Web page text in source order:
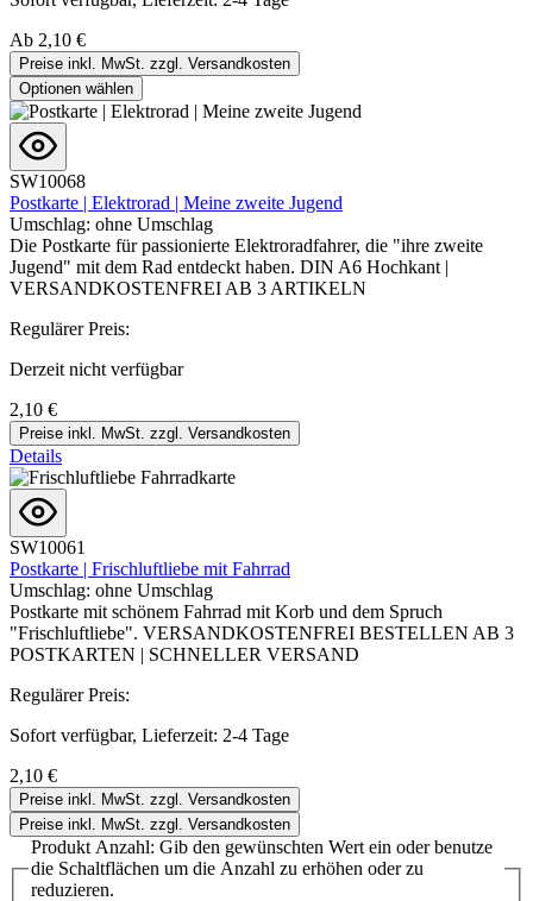
Ab 2,10 €
Preise inkl. MwSt. zzgl. Versandkosten
Optionen wählen
SW10068
Postkarte | Elektrorad | Meine zweite Jugend
Umschlag: ohne Umschlag
Die Postkarte für passionierte Elektroradfahrer, die "ihre zweite
Jugend" mit dem Rad entdeckt haben. DIN A6 Hochkant |
VERSANDKOSTENFREI AB 3 ARTIKELN
Regulärer Preis:
Derzeit nicht verfügbar
2,10 €
Preise inkl. MwSt. zzgl. Versandkosten
Details
SW10061
Postkarte | Frischluftliebe mit Fahrrad
Umschlag: ohne Umschlag
Postkarte mit schönem Fahrrad mit Korb und dem Spruch
"Frischluftliebe". VERSANDKOSTENFREI BESTELLEN AB 3
POSTKARTEN | SCHNELLER VERSAND
Regulärer Preis:
Sofort verfügbar, Lieferzeit: 2-4 Tage
2,10 €
Preise inkl. MwSt. zzgl. Versandkosten
Preise inkl. MwSt. zzgl. Versandkosten
Produkt Anzahl: Gib den gewünschten Wert ein oder benutze
die Schaltflächen um die Anzahl zu erhöhen oder zu
reduzieren.